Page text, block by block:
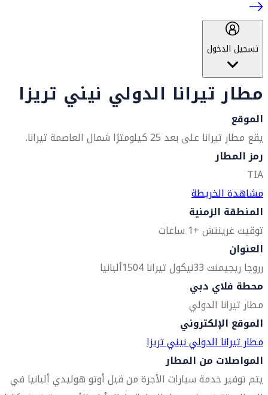
تسجيل الدخول
مطار تيرانا الدولي نيني تريزا
الموقع
يقع مطار تيرانا على بعد 25 كيلومترًا شمال العاصمة تيرانا.
رمز المطار
TIA
مشاهدة الخريطة
المنطقة الزمنية
توقيت غرينتش +1 ساعات
العنوان
رروجا ريجيمنت 33
نيكول تيرانا 1504
ألبانيا
محطة فلاي دبي
مطار تيرانا الدولي
الموقع الإلكتروني
مطار تيرانا الدولي نيني تريزا
المواصلات من المطار
يتم توفير خدمة سيارات الأجرة من قبل أوتو هوليدي ألبانيا في